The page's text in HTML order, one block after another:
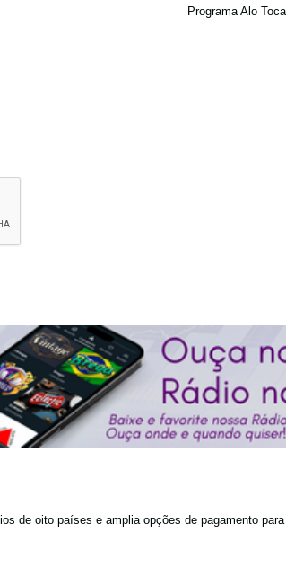
Programa Alo
de oito países e amplia opções de pagamento